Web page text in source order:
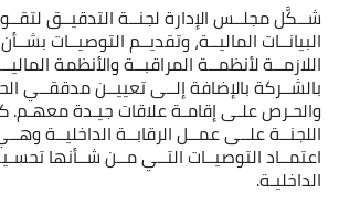
شــكَّل مجلــس الإدارة لجنــة التدقيــق
البيانــات الماليــة، وتقديــم التوصيــات
اللازمــة لأنظمــة المراقبــة والأنظمة
بالشــركة بالإضافة إلــى تعييــن مدققــي
والحـرص علـى إقامـة علاقات جيـدة معهـم.
اللجنــة علــى عمــل الرقابــة الداخليــة
اعتمــاد التوصيــات التــي مــن شــأنها
الداخليـة.